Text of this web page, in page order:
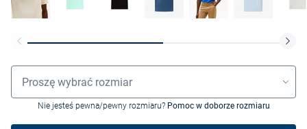
Wybór rozmiaru
Proszę wybrać rozmiar
Nie jesteś pewna/pewny rozmiaru? Pomoc w doborze rozmiaru